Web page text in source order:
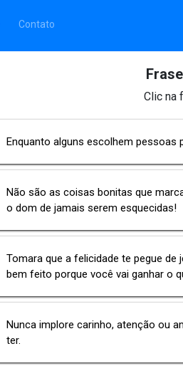
Contato
Clic na
Enquanto alguns escolhem
Não são as coisas bonitas que
o dom de jamais serem esquecidas!
Tomara que a felicidade te pegue
bem feito porque você vai ganhar o
Nunca implore carinho, atenção ou
ter.